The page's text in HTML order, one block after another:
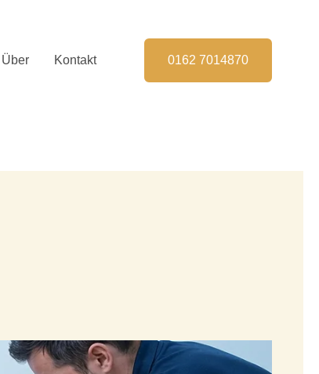
Über Kontakt 0162 7014870